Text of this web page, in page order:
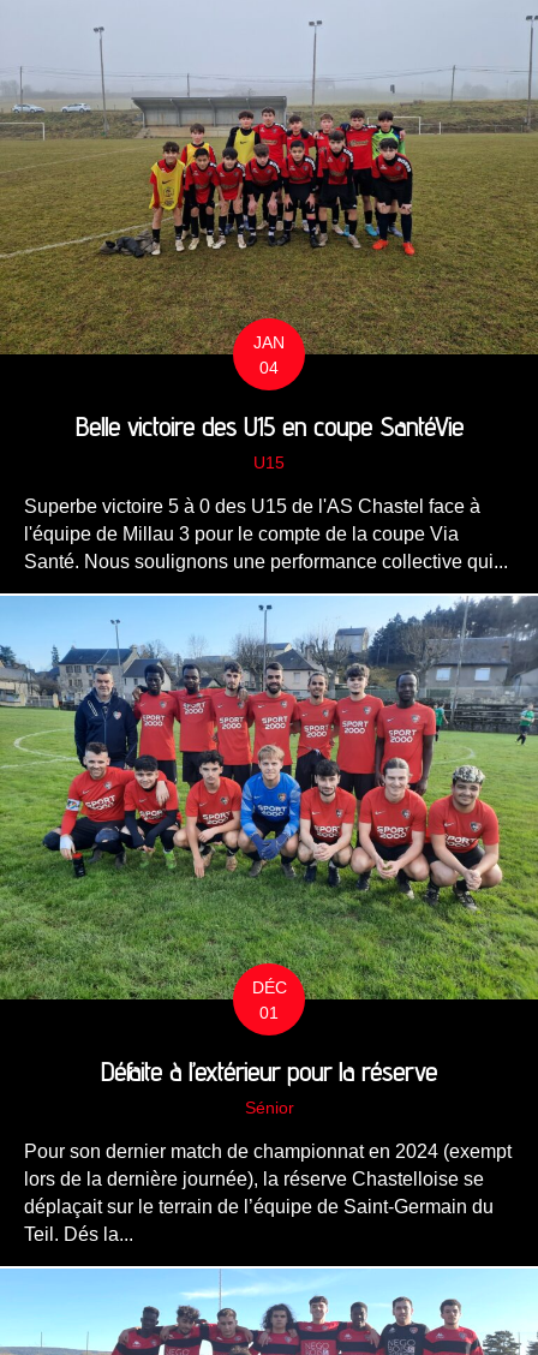
JAN
04
Belle victoire des U15 en coupe SantéVie
U15
Superbe victoire 5 à 0 des U15 de l'AS Chastel face à
l'équipe de Millau 3 pour le compte de la coupe Via
Santé. Nous soulignons une performance collective qui...
DÉC
01
Défaite à l’extérieur pour la réserve
Sénior
Pour son dernier match de championnat en 2024 (exempt
lors de la dernière journée), la réserve Chastelloise se
déplaçait sur le terrain de l’équipe de Saint-Germain du
Teil. Dés la...